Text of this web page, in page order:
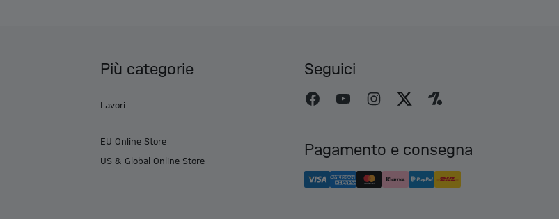
Più categorie
Lavori
EU Online Store
US & Global Online Store
Seguici
Pagamento e consegna